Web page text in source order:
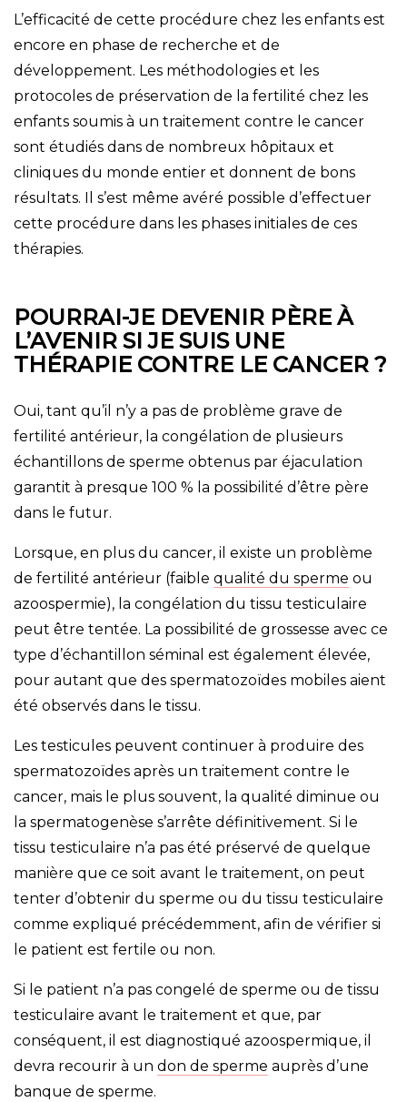
L’efficacité de cette procédure chez les enfants est
encore en phase de recherche et de
développement. Les méthodologies et les
protocoles de préservation de la fertilité chez les
enfants soumis à un traitement contre le cancer
sont étudiés dans de nombreux hôpitaux et
cliniques du monde entier et donnent de bons
résultats. Il s’est même avéré possible d’effectuer
cette procédure dans les phases initiales de ces
thérapies.
POURRAI-JE DEVENIR PÈRE À
L’AVENIR SI JE SUIS UNE
THÉRAPIE CONTRE LE CANCER ?
Oui, tant qu’il n’y a pas de problème grave de
fertilité antérieur, la congélation de plusieurs
échantillons de sperme obtenus par éjaculation
garantit à presque 100 % la possibilité d’être père
dans le futur.
Lorsque, en plus du cancer, il existe un problème
de fertilité antérieur (faible qualité du sperme ou
azoospermie), la congélation du tissu testiculaire
peut être tentée. La possibilité de grossesse avec ce
type d’échantillon séminal est également élevée,
pour autant que des spermatozoïdes mobiles aient
été observés dans le tissu.
Les testicules peuvent continuer à produire des
spermatozoïdes après un traitement contre le
cancer, mais le plus souvent, la qualité diminue ou
la spermatogenèse s’arrête définitivement. Si le
tissu testiculaire n’a pas été préservé de quelque
manière que ce soit avant le traitement, on peut
tenter d’obtenir du sperme ou du tissu testiculaire
comme expliqué précédemment, afin de vérifier si
le patient est fertile ou non.
Si le patient n’a pas congelé de sperme ou de tissu
testiculaire avant le traitement et que, par
conséquent, il est diagnostiqué azoospermique, il
devra recourir à un don de sperme auprès d’une
banque de sperme.